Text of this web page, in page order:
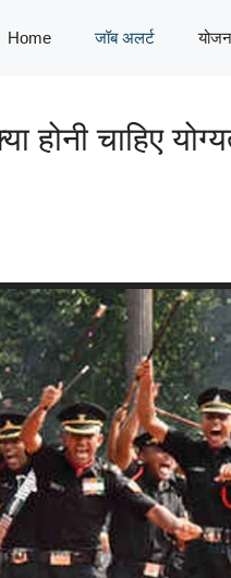
Home जॉब अलर्ट
चाहिए योग्यता